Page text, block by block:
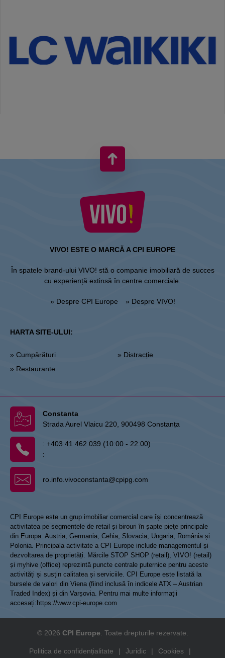
VIVO! ESTE O MARCĂ A CPI EUROPE
În spatele brand-ului VIVO! stă o companie imobiliară de succes
cu experiență extinsă în centre comerciale.
» Despre CPI Europe » Despre VIVO!
HARTA SITE-ULUI:
» Cumpărături
» Restaurante
» Distracție
Constanta
Strada Aurel Vlaicu 220, 900498 Constanța
: +403 41 462 039 (10:00 - 22:00)
:
ro.info.vivoconstanta@cpipg.com
CPI Europe este un grup imobiliar comercial care își concentrează
activitatea pe segmentele de retail și birouri în șapte pieţe principale
din Europa: Austria, Germania, Cehia, Slovacia, Ungaria, România și
Polonia. Principala activitate a CPI Europe include managementul și
dezvoltarea de proprietăți. Mărcile STOP SHOP (retail), VIVO! (retail)
și myhive (office) reprezintă puncte centrale puternice pentru aceste
activități și susțin calitatea și serviciile. CPI Europe este listată la
bursele de valori din Viena (fiind inclusă în indicele ATX – Austrian
Traded Index) și din Varșovia. Pentru mai multe informații
accesați: https://www.cpi-europe.com
© 2026 CPI Europe . Toate drepturile rezervate.
Politica de confidențialitate | Juridic | Cookies
|